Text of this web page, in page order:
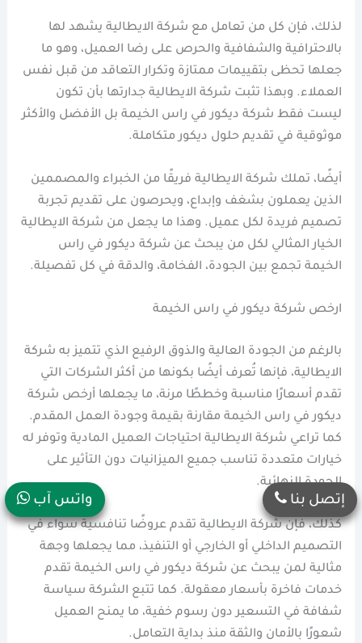
لذلك، فإن كل من تعامل مع شركة الايطالية يشهد لها
بالاحترافية والشفافية والحرص على رضا العميل، وهو ما
جعلها تحظى بتقييمات ممتازة وتكرار التعاقد من قبل نفس
العملاء. وبهذا تثبت شركة الايطالية جدارتها بأن تكون
ليست فقط شركة ديكور في راس الخيمة بل الأفضل والأكثر
موثوقية في تقديم حلول ديكور متكاملة.
أيضًا، تملك شركة الايطالية فريقًا من الخبراء والمصممين
الذين يعملون بشغف وإبداع، ويحرصون على تقديم تجربة
تصميم فريدة لكل عميل. وهذا ما يجعل من شركة الايطالية
الخيار المثالي لكل من يبحث عن شركة ديكور في راس
الخيمة تجمع بين الجودة، الفخامة، والدقة في كل تفصيلة.
ارخص شركة ديكور في راس الخيمة
بالرغم من الجودة العالية والذوق الرفيع الذي تتميز به شركة
الايطالية، فإنها تُعرف أيضًا بكونها من أكثر الشركات التي
تقدم أسعارًا مناسبة وخططًا مرنة، ما يجعلها أرخص شركة
ديكور في راس الخيمة مقارنة بقيمة وجودة العمل المقدم.
كما تراعي شركة الايطالية احتياجات العميل المادية وتوفر له
خيارات متعددة تناسب جميع الميزانيات دون التأثير على
الجودة النهائية.
كذلك، فإن شركة الايطالية تقدم عروضًا تنافسية سواء في
التصميم الداخلي أو الخارجي أو التنفيذ، مما يجعلها وجهة
مثالية لمن يبحث عن شركة ديكور في راس الخيمة تقدم
خدمات فاخرة بأسعار معقولة. كما تتبع الشركة سياسة
شفافة في التسعير دون رسوم خفية، ما يمنح العميل
شعورًا بالأمان والثقة منذ بداية التعامل.
واتس آب إتصل بنا